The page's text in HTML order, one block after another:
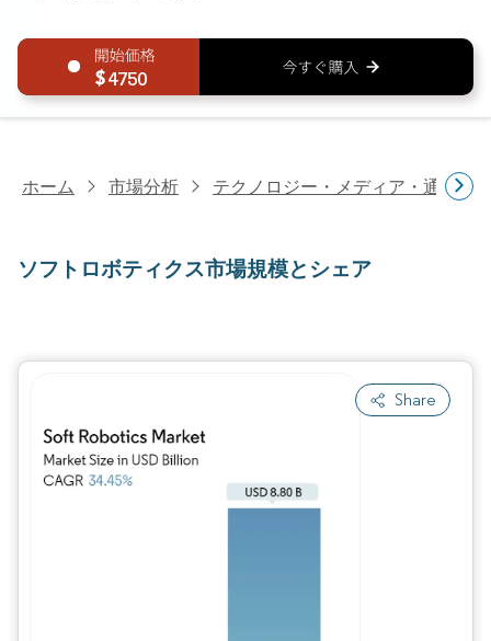
4750
ホーム 市場分析 テクノロジー・メディア・通信研
ソフトロボティクス市場規模とシェア
Share